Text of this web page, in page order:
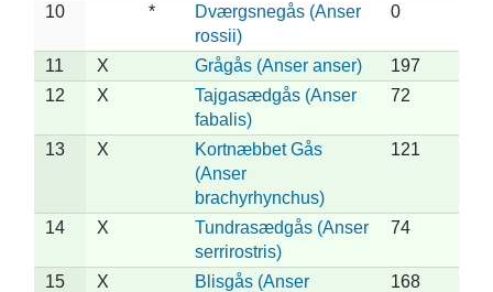
10 *
Dværgsnegås (Anser
rossii)
0
11 X Grågås (Anser anser)
197
12
X
Tajgasædgås (Anser
fabalis)
72
13 X
Kortnæbbet Gås
(Anser
brachyrhynchus)
121
14 X
Tundrasædgås (Anser
serrirostris)
74
15 X
Blisgås (Anser
168